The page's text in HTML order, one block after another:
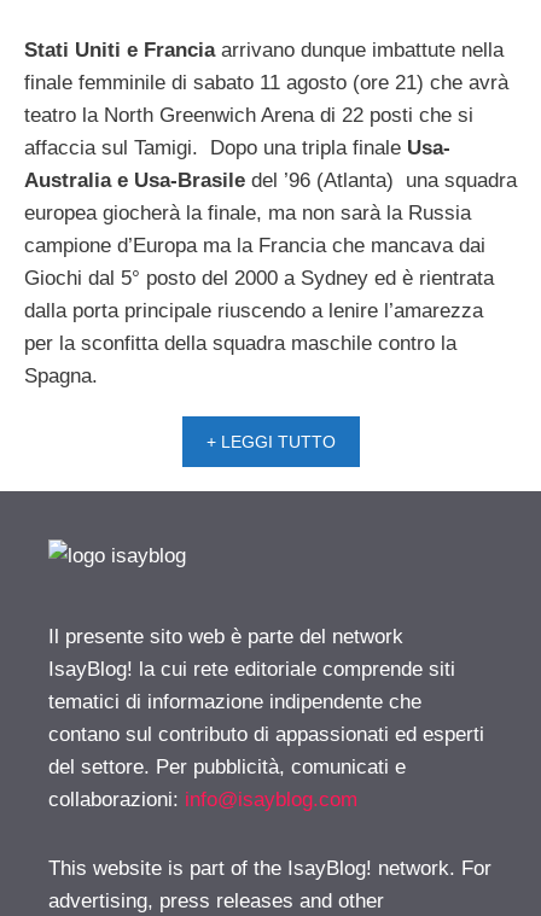
Stati Uniti e Franciaarrivano dunque imbattute nella
finale femminile di sabato 11 agosto (ore 21) che avrà
teatro la North Greenwich Arena di 22 posti che si
affaccia sul Tamigi. Dopo una tripla finale Usa-
Australia e Usa-Brasile del ’96 (Atlanta) una squadra
europea giocherà la finale, ma non sarà la Russia
campione d’Europa ma la Francia che mancava dai
Giochi dal 5° posto del 2000 a Sydney ed è rientrata
dalla porta principale riuscendo a lenire l’amarezza
per la sconfitta della squadra maschile contro la
Spagna.
+ LEGGI TUTTO
Il presente sito web è parte del network
IsayBlog! la cui rete editoriale comprende siti
tematici di informazione indipendente che
contano sul contributo di appassionati ed esperti
del settore. Per pubblicità, comunicati e
collaborazioni: info@isayblog.com
This website is part of the IsayBlog! network. For
advertising, press releases and other